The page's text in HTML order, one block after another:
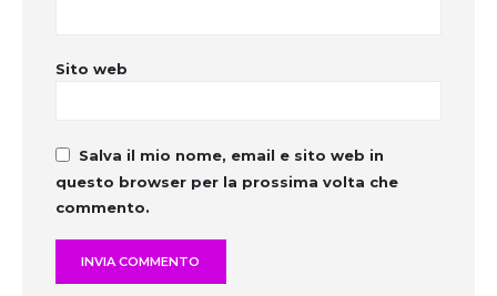
Sito web
Salva il mio nome, email e sito web in
questo browser per la prossima volta che
commento.